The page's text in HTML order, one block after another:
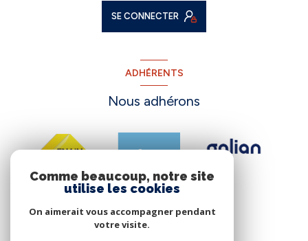
SE CONNECTER
ADHÉRENTS
Nous adhérons
Comme beaucoup, notre site
utilise les cookies
On aimerait vous accompagner pendant
votre visite.